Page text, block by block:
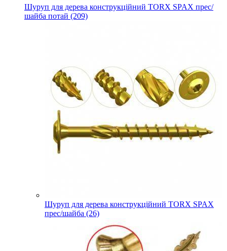
Шуруп для дерева конструкційний TORX SPAX прес/
шайба потай (209)
Шуруп для дерева конструкційний TORX SPAX
прес/шайба (26)